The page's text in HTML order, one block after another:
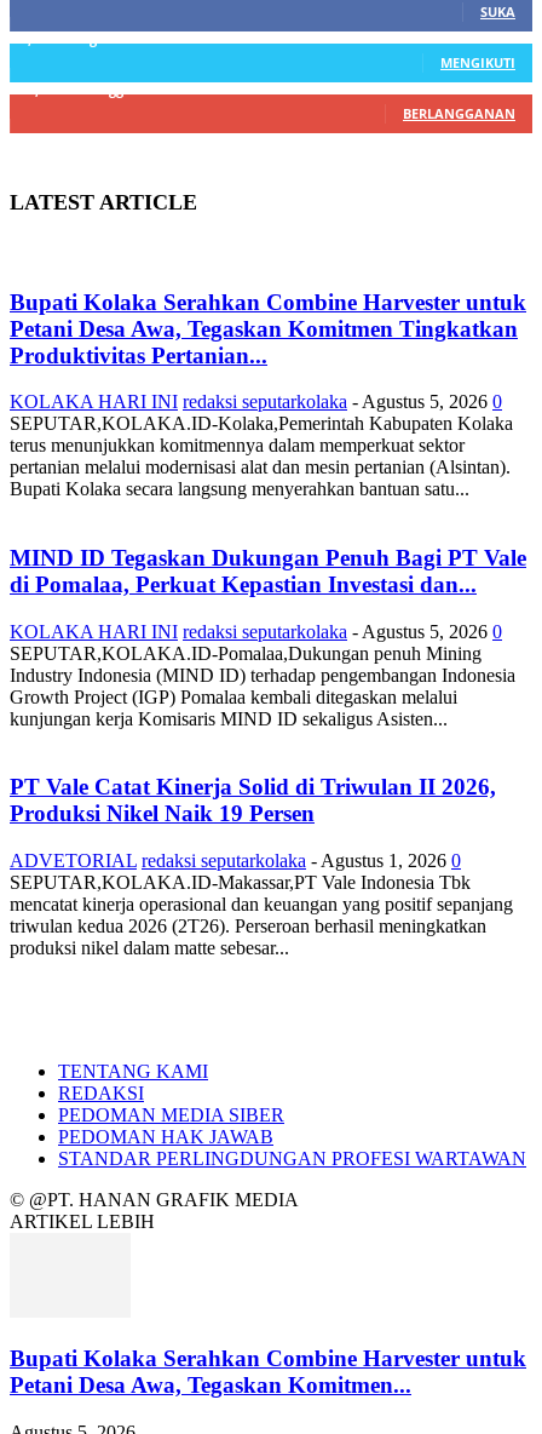
SUKA
MENGIKUTI
BERLANGGANAN
LATEST ARTICLE
Bupati Kolaka Serahkan Combine Harvester untuk
Petani Desa Awa, Tegaskan Komitmen Tingkatkan
Produktivitas Pertanian...
KOLAKA HARI INI redaksi seputarkolaka - Agustus 5, 2026 0
SEPUTAR,KOLAKA.ID-Kolaka,Pemerintah Kabupaten Kolaka
terus menunjukkan komitmennya dalam memperkuat sektor
pertanian melalui modernisasi alat dan mesin pertanian (Alsintan).
Bupati Kolaka secara langsung menyerahkan bantuan satu...
MIND ID Tegaskan Dukungan Penuh Bagi PT Vale
di Pomalaa, Perkuat Kepastian Investasi dan...
KOLAKA HARI INI redaksi seputarkolaka - Agustus 5, 2026 0
SEPUTAR,KOLAKA.ID-Pomalaa,Dukungan penuh Mining
Industry Indonesia (MIND ID) terhadap pengembangan Indonesia
Growth Project (IGP) Pomalaa kembali ditegaskan melalui
kunjungan kerja Komisaris MIND ID sekaligus Asisten...
PT Vale Catat Kinerja Solid di Triwulan II 2026,
Produksi Nikel Naik 19 Persen
ADVETORIAL redaksi seputarkolaka - Agustus 1, 2026 0
SEPUTAR,KOLAKA.ID-Makassar,PT Vale Indonesia Tbk
mencatat kinerja operasional dan keuangan yang positif sepanjang
triwulan kedua 2026 (2T26). Perseroan berhasil meningkatkan
produksi nikel dalam matte sebesar...
TENTANG KAMI
REDAKSI
PEDOMAN MEDIA SIBER
PEDOMAN HAK JAWAB
STANDAR PERLINGDUNGAN PROFESI WARTAWAN
© @PT. HANAN GRAFIK MEDIA
ARTIKEL LEBIH
Bupati Kolaka Serahkan Combine Harvester untuk
Petani Desa Awa, Tegaskan Komitmen...